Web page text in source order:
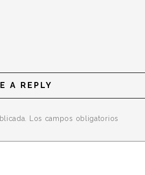
A REPLY
Los campos obligatorios